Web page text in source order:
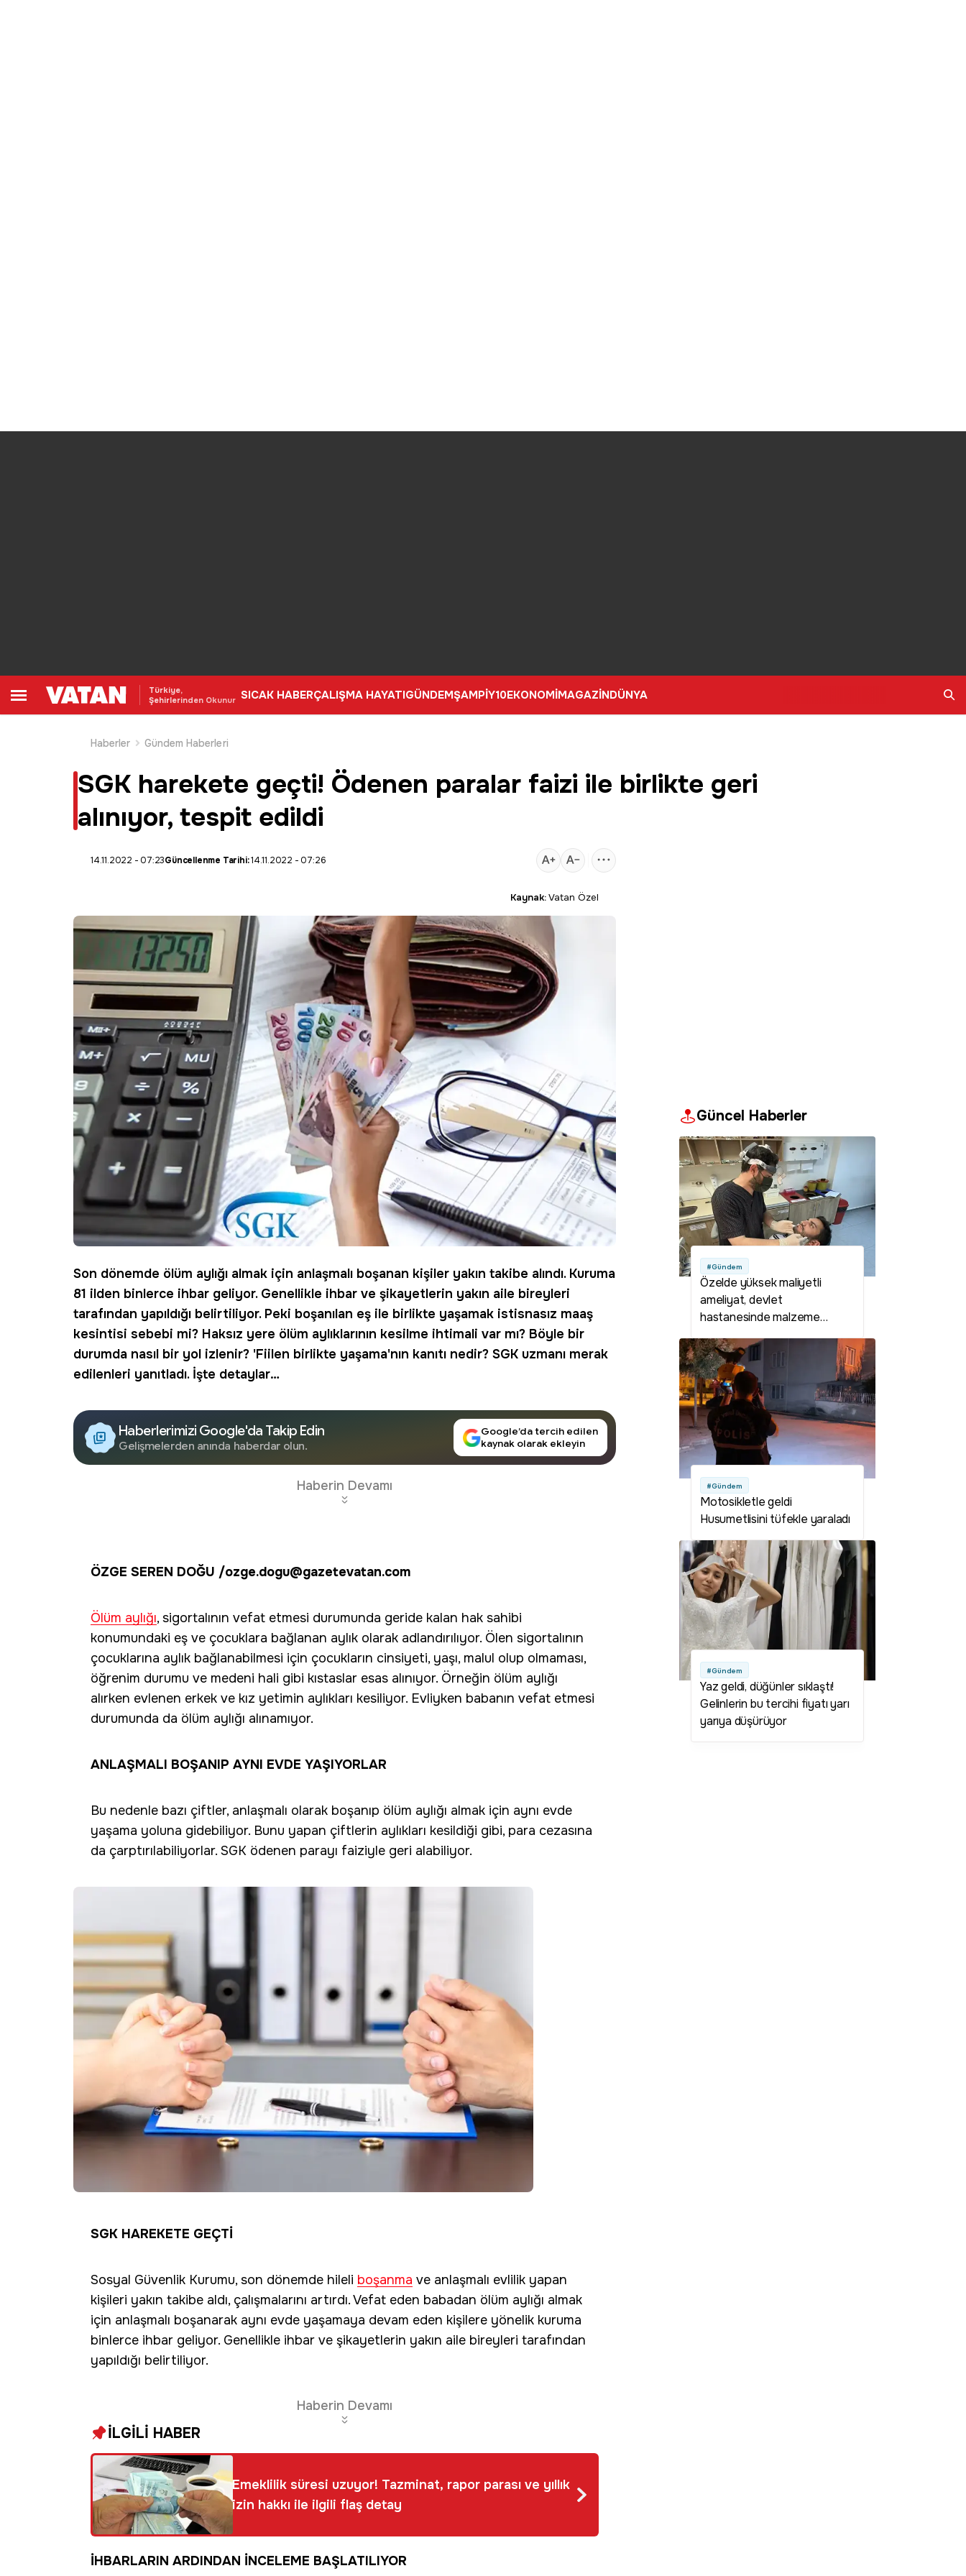
Türkiye,
Şehirlerinden Okunur SICAK HABERÇALIŞMA HAYATIGÜNDEMŞAMPİY10EKONOMİMAGAZİNDÜNYA
Haberler
Gündem Haberleri
SGK harekete geçti! Ödenen paralar faizi ile birlikte geri
alınıyor, tespit edildi
14.11.2022 - 07:23Güncellenme Tarihi:14.11.2022 - 07:26
Kaynak:Vatan Özel
Son dönemde ölüm aylığı almak için anlaşmalı boşanan kişiler yakın takibe alındı. Kuruma
81 ilden binlerce ihbar geliyor. Genellikle ihbar ve şikayetlerin yakın aile bireyleri
tarafından yapıldığı belirtiliyor. Peki boşanılan eş ile birlikte yaşamak istisnasız maaş
kesintisi sebebi mi? Haksız yere ölüm aylıklarının kesilme ihtimali var mı? Böyle bir
durumda nasıl bir yol izlenir? 'Fiilen birlikte yaşama'nın kanıtı nedir? SGK uzmanı merak
edilenleri yanıtladı. İşte detaylar…
Haberlerimizi Google'da Takip Edin
Gelişmelerden anında haberdar olun.
Google’da tercih edilen
kaynak olarak ekleyin
Haberin Devamı
ÖZGE SEREN DOĞU /ozge.dogu@gazetevatan.com
Ölüm aylığı, sigortalının vefat etmesi durumunda geride kalan hak sahibi
konumundaki eş ve çocuklara bağlanan aylık olarak adlandırılıyor. Ölen sigortalının
çocuklarına aylık bağlanabilmesi için çocukların cinsiyeti, yaşı, malul olup olmaması,
öğrenim durumu ve medeni hali gibi kıstaslar esas alınıyor. Örneğin ölüm aylığı
alırken evlenen erkek ve kız yetimin aylıkları kesiliyor. Evliyken babanın vefat etmesi
durumunda da ölüm aylığı alınamıyor.
ANLAŞMALI BOŞANIP AYNI EVDE YAŞIYORLAR
Bu nedenle bazı çiftler, anlaşmalı olarak boşanıp ölüm aylığı almak için aynı evde
yaşama yoluna gidebiliyor. Bunu yapan çiftlerin aylıkları kesildiği gibi, para cezasına
da çarptırılabiliyorlar. SGK ödenen parayı faiziyle geri alabiliyor.
SGK HAREKETE GEÇTİ
Sosyal Güvenlik Kurumu, son dönemde hileli boşanma ve anlaşmalı evlilik yapan
kişileri yakın takibe aldı, çalışmalarını artırdı. Vefat eden babadan ölüm aylığı almak
için anlaşmalı boşanarak aynı evde yaşamaya devam eden kişilere yönelik kuruma
binlerce ihbar geliyor. Genellikle ihbar ve şikayetlerin yakın aile bireyleri tarafından
yapıldığı belirtiliyor.
Haberin Devamı
İLGİLİ HABER
Emeklilik süresi uzuyor! Tazminat, rapor parası ve yıllık
izin hakkı ile ilgili flaş detay
İHBARLARIN ARDINDAN İNCELEME BAŞLATILIYOR
Güncel Haberler
#Gündem
Özelde yüksek maliyetli
ameliyat, devlet
hastanesinde malzeme
#Gündem
Motosikletle geldi
Husumetlisini tüfekle yaraladı
#Gündem
Yaz geldi, düğünler sıklaştı!
Gelinlerin bu tercihi fiyatı yarı
yarıya düşürüyor